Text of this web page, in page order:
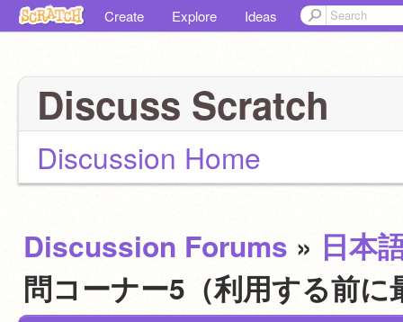
Create Explore Ideas
Discuss Scratch
Discussion Home
Discussion Forums » 日本
問コーナー5（利用する前